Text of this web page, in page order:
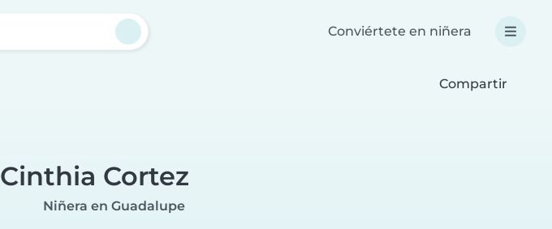
Conviértete en niñera
Compartir
Cinthia Cortez
Niñera en Guadalupe